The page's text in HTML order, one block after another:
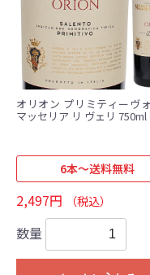
オリオン プリミティーヴ
6本～送料無料
2,497円 （税込）
数量